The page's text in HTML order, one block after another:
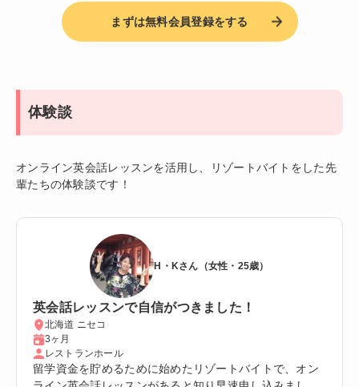
まずは無料会員登録をする
体験談
オンライン英会話レッスンを活用し、リゾートバイトをした先
輩たちの体験談です！
H・Kさん（女性・25歳）
英会話レッスンで自信がつきました！
北海道 ニセコ
3ヶ月
レストランホール
留学資金を貯めるために始めたリゾートバイトで、オン